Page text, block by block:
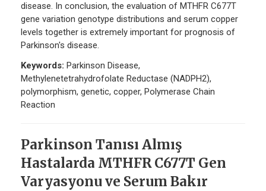
disease. In conclusion, the evaluation of MTHFR C677T
gene variation genotype distributions and serum copper
levels together is extremely important for prognosis of
Parkinson's disease.
Keywords: Parkinson Disease,
Methylenetetrahydrofolate Reductase (NADPH2),
polymorphism, genetic, copper, Polymerase Chain
Reaction
Parkinson Tanısı Almış
Hastalarda MTHFR C677T Gen
Varyasyonu ve Serum Bakır